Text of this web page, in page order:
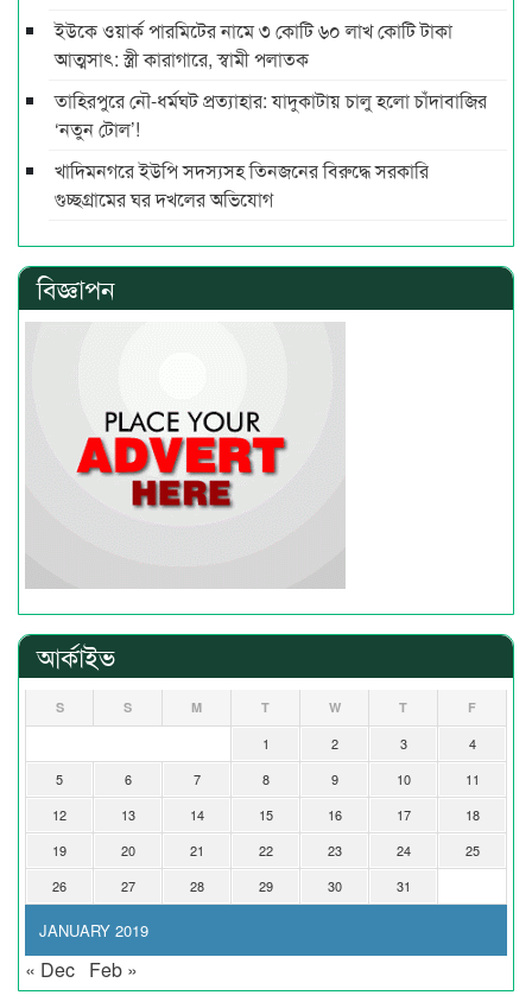
ইউকে ওয়ার্ক পারমিটের নামে ৩ কোটি ৬০ লাখ কোটি টাকা
আত্মসাৎ: স্ত্রী কারাগারে, স্বামী পলাতক
তাহিরপুরে নৌ-ধর্মঘট প্রত্যাহার: যাদুকাটায় চালু হলো চাঁদাবাজির
‘নতুন টোল’!
খাদিমনগরে ইউপি সদস্যসহ তিনজনের বিরুদ্ধে সরকারি
গুচ্ছগ্রামের ঘর দখলের অভিযোগ
বিজ্ঞাপন
আর্কাইভ
JANUARY 2019
S S M T W T F
1 2 3
4
5
6 7 8 9 10
11
12
13 14 15 16 17
18
19
20 21 22 23 24
25
26
27 28 29 30 31
« Dec Feb »